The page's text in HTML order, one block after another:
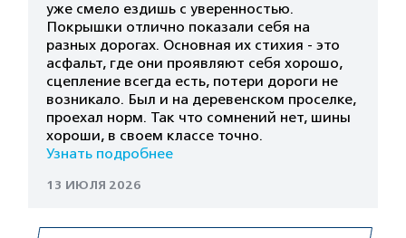
уже смело ездишь с уверенностью.
Покрышки отлично показали себя на
разных дорогах. Основная их стихия - это
асфальт, где они проявляют себя хорошо,
сцепление всегда есть, потери дороги не
возникало. Был и на деревенском проселке,
проехал норм. Так что сомнений нет, шины
хороши, в своем классе точно.
Узнать подробнее
13 ИЮЛЯ 2026